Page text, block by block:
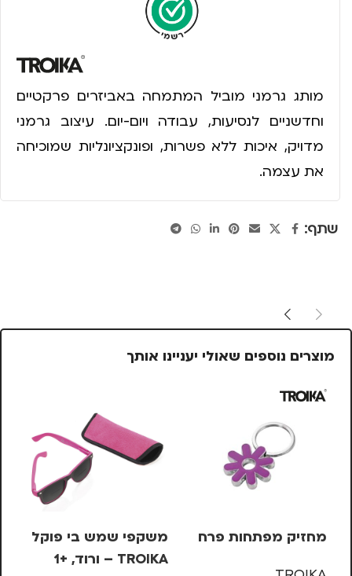
מותג גרמני מוביל המתמחה באביזרים פרקטיים
וחדשניים לנסיעות, עבודה ויום-יום. עיצוב גרמני
מדויק, איכות ללא פשרות, ופונקציונליות שמוכיחה
את עצמה.
שתף:
מוצרים נוספים שאולי יעניינו אותך
מחזיק מפתחות פרח
משקפי שמש בי פוקל
TROIKA – ורוד, +1